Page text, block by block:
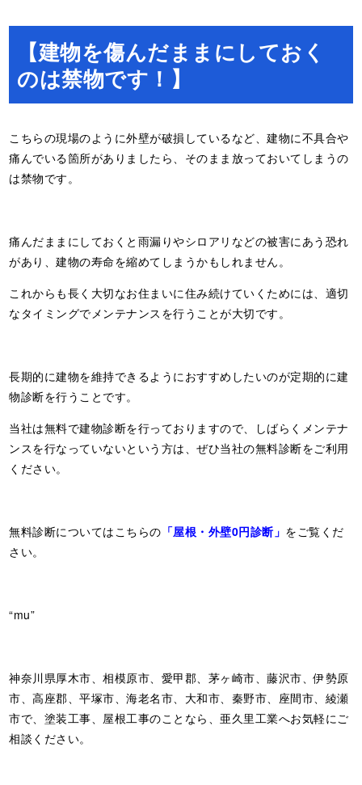
【建物を傷んだままにしておく
のは禁物です！】
こちらの現場のように外壁が破損しているなど、建物に不具合や
痛んでいる箇所がありましたら、そのまま放っておいてしまうの
は禁物です。
痛んだままにしておくと雨漏りやシロアリなどの被害にあう恐れ
があり、建物の寿命を縮めてしまうかもしれません。
これからも長く大切なお住まいに住み続けていくためには、適切
なタイミングでメンテナンスを行うことが大切です。
長期的に建物を維持できるようにおすすめしたいのが定期的に建
物診断を行うことです。
当社は無料で建物診断を行っておりますので、しばらくメンテナ
ンスを行なっていないという方は、ぜひ当社の無料診断をご利用
ください。
無料診断についてはこちらの 「屋根・外壁0円診断」 をご覧くだ
さい。
“mu”
神奈川県厚木市、相模原市、愛甲郡、茅ヶ崎市、藤沢市、伊勢原
市、高座郡、平塚市、海老名市、大和市、秦野市、座間市、綾瀬
市で、塗装工事、屋根工事のことなら、亜久里工業へお気軽にご
相談ください。